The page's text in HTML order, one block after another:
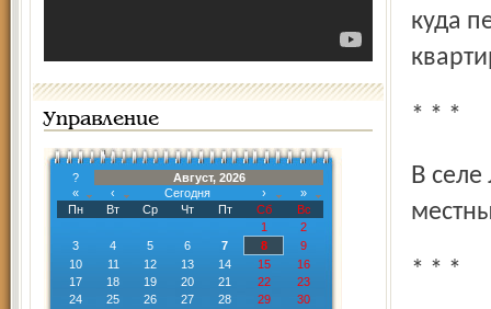
Управление
?
Август, 2026
«
‹ Сегодня ›
»
Пн
Вт Ср Чт Пт Сб
Вс
1
2
3
4 5 6 7 8
9
10
11 12 13 14 15
16
17
18 19 20 21 22
23
24
25 26 27 28 29
30
куда
* * *
В селе Лыченцы Переславского района задержан
* * *